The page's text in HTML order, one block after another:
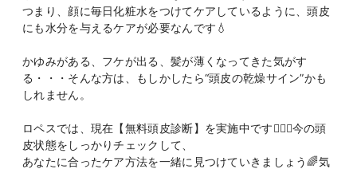
つまり、顔に毎日化粧水をつけてケアしているように、頭皮
にも水分を与えるケアが必要なんです💧
かゆみがある、フケが出る、髪が薄くなってきた気がす
る・・・そんな方は、もしかしたら“頭皮の乾燥サイン”かも
しれません。
ロペスでは、現在【無料頭皮診断】を実施中です💆🏻‍♀️今の頭
皮状態をしっかりチェックして、
あなたに合ったケア方法を一緒に見つけていきましょう🌈気